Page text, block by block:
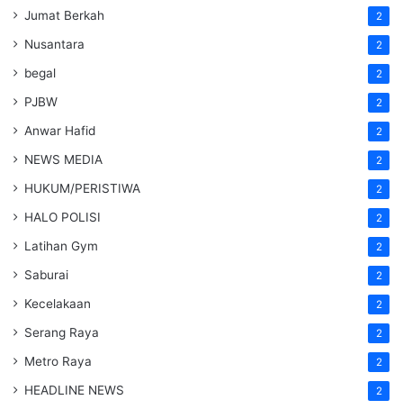
Jumat Berkah 2
Nusantara 2
begal 2
PJBW 2
Anwar Hafid 2
NEWS MEDIA 2
HUKUM/PERISTIWA 2
HALO POLISI 2
Latihan Gym 2
Saburai 2
Kecelakaan 2
Serang Raya 2
Metro Raya 2
HEADLINE NEWS 2